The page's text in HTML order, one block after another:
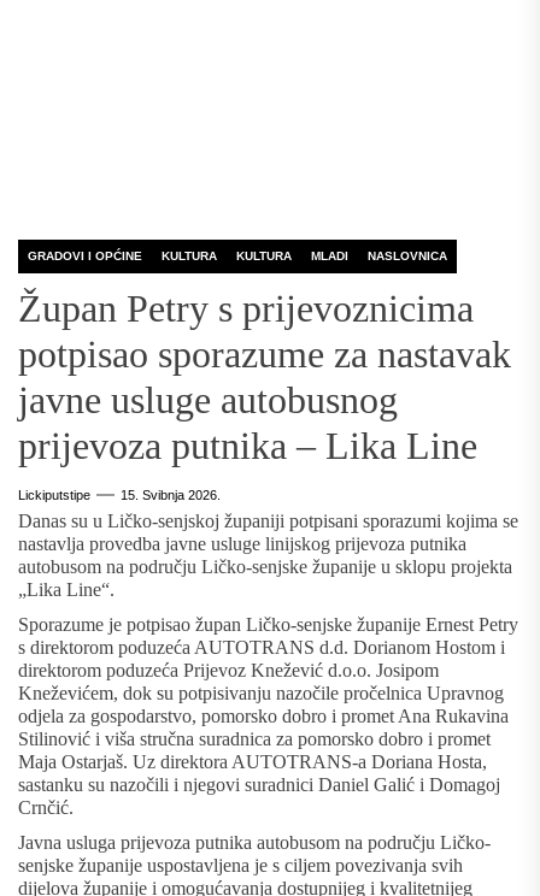
GRADOVI I OPĆINE KULTURA KULTURA MLADI NASLOVNICA
Župan Petry s prijevoznicima
potpisao sporazume za nastavak
javne usluge autobusnog
prijevoza putnika – Lika Line
Lickiputstipe 15. Svibnja 2026.
Danas su u Ličko-senjskoj županiji potpisani sporazumi kojima se
nastavlja provedba javne usluge linijskog prijevoza putnika
autobusom na području Ličko-senjske županije u sklopu projekta
„Lika Line“.
Sporazume je potpisao župan Ličko-senjske županije Ernest Petry
s direktorom poduzeća AUTOTRANS d.d. Dorianom Hostom i
direktorom poduzeća Prijevoz Knežević d.o.o. Josipom
Kneževićem, dok su potpisivanju nazočile pročelnica Upravnog
odjela za gospodarstvo, pomorsko dobro i promet Ana Rukavina
Stilinović i viša stručna suradnica za pomorsko dobro i promet
Maja Ostarjaš. Uz direktora AUTOTRANS-a Doriana Hosta,
sastanku su nazočili i njegovi suradnici Daniel Galić i Domagoj
Crnčić.
Javna usluga prijevoza putnika autobusom na području Ličko-
senjske županije uspostavljena je s ciljem povezivanja svih
dijelova županije i omogućavanja dostupnijeg i kvalitetnijeg